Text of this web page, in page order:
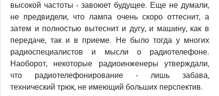
высокой частоты - завоюет будущее. Еще не думали,
не предвидели, что лампа очень скоро оттеснит, а
затем и полностью вытеснит и дугу, и машину, как в
передаче, так и в приеме. Не было тогда у многих
радиоспециалистов и мысли о радиотелефоне.
Наоборот, некоторые радиоинженеры утверждали,
что радиотелефонирование - лишь забава,
технический трюк, не имеющий больших перспектив.